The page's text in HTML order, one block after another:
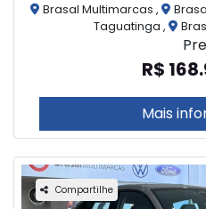
Brasal Multimarcas ,
Taguatinga ,
R$
Mais
Compartilhe